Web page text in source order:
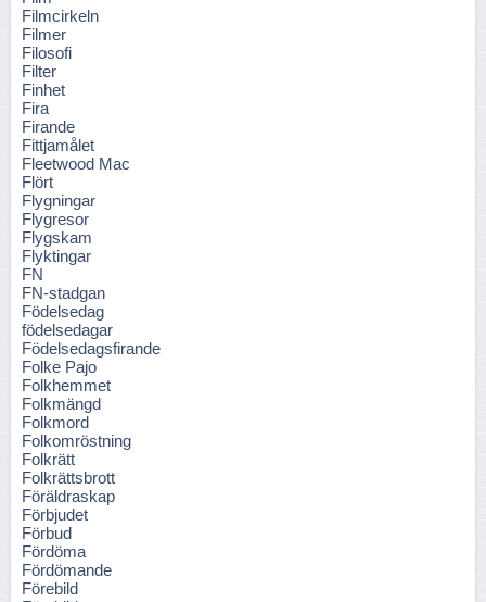
Filmcirkeln
Filmer
Filosofi
Filter
Finhet
Fira
Firande
Fittjamålet
Fleetwood Mac
Flört
Flygningar
Flygresor
Flygskam
Flyktingar
FN
FN-stadgan
Födelsedag
födelsedagar
Födelsedagsfirande
Folke Pajo
Folkhemmet
Folkmängd
Folkmord
Folkomröstning
Folkrätt
Folkrättsbrott
Föräldraskap
Förbjudet
Förbud
Fördöma
Fördömande
Förebild